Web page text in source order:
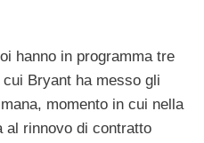
hanno in programma tre
Bryant ha messo gli
momento in cui nella
al rinnovo di contratto